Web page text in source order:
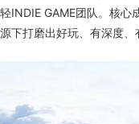
轻INDIE GAME团队。核心
源下打磨出好玩、有深度、